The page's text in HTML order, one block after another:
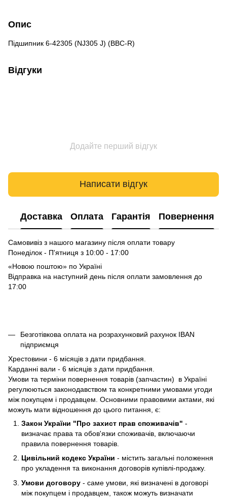
Опис
Підшипник 6-42305 (NJ305 J) (BBC-R)
Відгуки
Додайте перший відгук
Написати відгук
Доставка Оплата Гарантія Повернення
Самовивіз з нашого магазину після оплати товару
Понеділок - П'ятниця з 10:00 - 17:00
«Новою поштою» по Україні
Відправка на наступний день після оплати замовлення до
17:00
Безготівкова оплата на розрахунковий рахунок IBAN
підприємця
Хрестовини - 6 місяців з дати придбання.
Карданні вали - 6 місяців з дати придбання.
Умови та терміни повернення товарів (запчастин) в Україні
регулюються законодавством та конкретними умовами угоди
між покупцем і продавцем. Основними правовими актами, які
можуть мати відношення до цього питання, є:
Закон України "Про захист прав споживачів" -
визначає права та обов'язки споживачів, включаючи
правила повернення товарів.
Цивільний кодекс України - містить загальні положення
про укладення та виконання договорів купівлі-продажу.
Умови договору - саме умови, які визначені в договорі
між покупцем і продавцем, також можуть визначати